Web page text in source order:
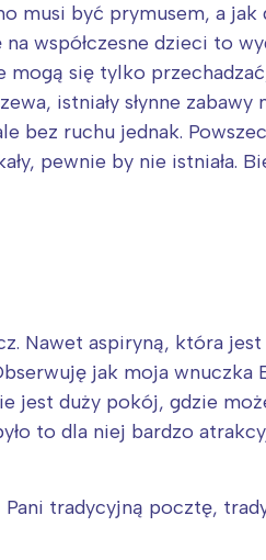
musi być prymusem, a
współczesne dzieci to
mogą się tylko
istniały słynne
bez ruchu jednak.
pewnie by nie istniała.
Nawet aspiryną, która
jak moja wnuczka
jest duży pokój, gdzie
to dla niej bardzo
tradycyjną pocztę,